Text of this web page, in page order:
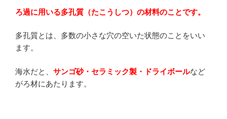
ろ過に用いる多孔質（たこうしつ）の材料のことです。
多孔質とは、多数の小さな穴の空いた状態のことをいい
ます。
海水だと、 サンゴ砂・セラミック製・ドライボールなど
がろ材にあたります。